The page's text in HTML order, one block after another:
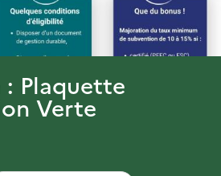
Plaquette
Verte